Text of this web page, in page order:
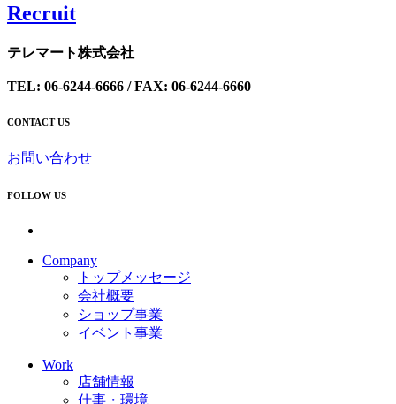
Recruit
テレマート株式会社
TEL: 06-6244-6666 / FAX: 06-6244-6660
CONTACT US
お問い合わせ
FOLLOW US
Company
トップメッセージ
会社概要
ショップ事業
イベント事業
Work
店舗情報
仕事・環境